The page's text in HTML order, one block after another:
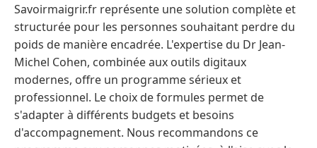
Savoirmaigrir.fr représente une solution complète et
structurée pour les personnes souhaitant perdre du
poids de manière encadrée. L'expertise du Dr Jean-
Michel Cohen, combinée aux outils digitaux
modernes, offre un programme sérieux et
professionnel. Le choix de formules permet de
s'adapter à différents budgets et besoins
d'accompagnement. Nous recommandons ce